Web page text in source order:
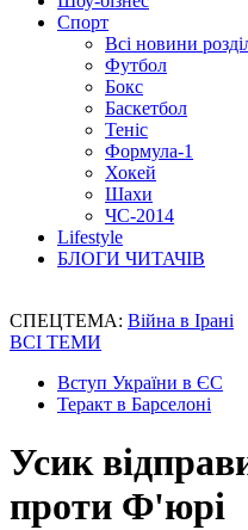
Спорт
Всі новини
Футбол
Бокс
Баскетбол
Теніс
Формула-1
Хокей
Шахи
ЧС-2014
Lifestyle
БЛОГИ ЧИТАЧІВ
СПЕЦТЕМА: Війна в Ірані
ВСІ ТЕМИ
Вступ України в ЄС
Теракт в Барселоні
Усик
проти Ф'юрі